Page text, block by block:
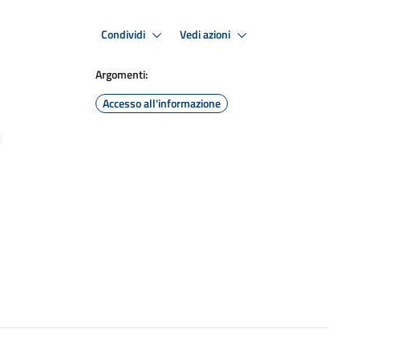
Condividi Vedi azioni
Argomenti:
Accesso all'informazione